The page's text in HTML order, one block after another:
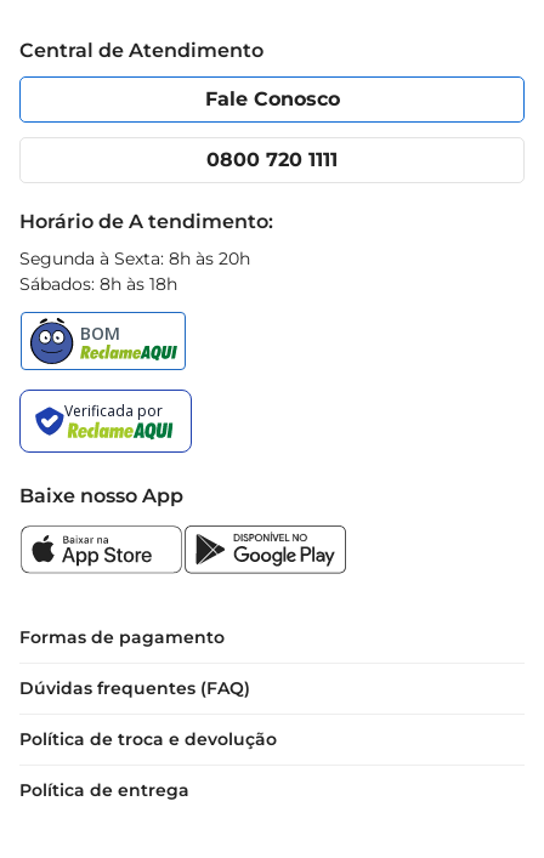
Política de Privacidade
Portal do fornecedor
Cencosud Media
Código de Ética
App Prezunic
Central de Atendimento
Fale Conosco
0800 720 1111
Horário de A tendimento:
Segunda à Sexta: 8h às 20h
Sábados: 8h às 18h
Baixe nosso App
Formas de pagamento
Dúvidas frequentes (FAQ)
Política de troca e devolução
Política de entrega